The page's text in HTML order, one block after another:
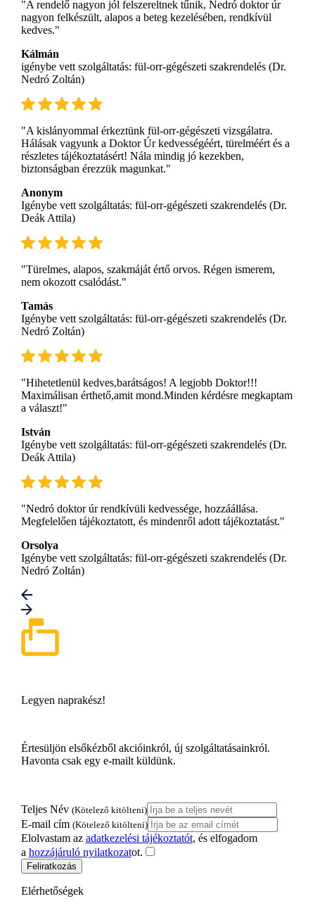
"A rendelő nagyon jól felszereltnek tűnik, Nedró doktor úr
nagyon felkészült, alapos a beteg kezelésében, rendkívül
kedves."
Kálmán
igénybe vett szolgáltatás: fül-orr-gégészeti szakrendelés (Dr.
Nedró Zoltán)
"A kislányommal érkeztünk fül-orr-gégészeti vizsgálatra.
Hálásak vagyunk a Doktor Úr kedvességéért, türelméért és a
részletes tájékoztatásért! Nála mindig jó kezekben,
biztonságban érezzük magunkat."
Anonym
Igénybe vett szolgáltatás: fül-orr-gégészeti szakrendelés (Dr.
Deák Attila)
"Türelmes, alapos, szakmáját értő orvos. Régen ismerem,
nem okozott csalódást."
Tamás
Igénybe vett szolgáltatás: fül-orr-gégészeti szakrendelés (Dr.
Nedró Zoltán)
"Hihetetlenül kedves,barátságos! A legjobb Doktor!!!
Maximálisan érthető,amit mond.Minden kérdésre megkaptam
a választ!"
István
Igénybe vett szolgáltatás: fül-orr-gégészeti szakrendelés (Dr.
Deák Attila)
"Nedró doktor úr rendkívüli kedvessége, hozzáállása.
Megfelelően tájékoztatott, és mindenről adott tájékoztatást."
Orsolya
Igénybe vett szolgáltatás: fül-orr-gégészeti szakrendelés (Dr.
Nedró Zoltán)
Legyen naprakész!
Értesüljön elsőkézből akcióinkról, új szolgáltatásainkról.
Havonta csak egy e-mailt küldünk.
Teljes Név (Kötelező kitölteni)
E-mail cím (Kötelező kitölteni)
Elolvastam az adatkezelési tájékoztatót, és elfogadom
a hozzájáruló nyilatkozatot.
Feliratkozás
Elérhetőségek